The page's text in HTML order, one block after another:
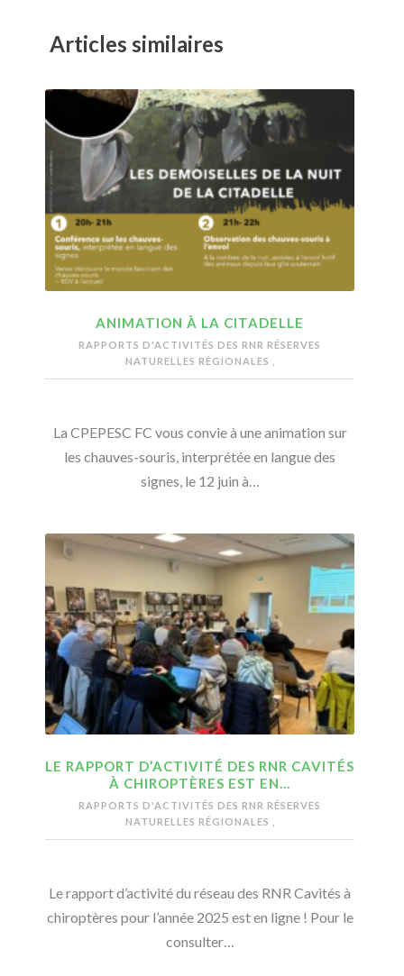
Articles similaires
ANIMATION À LA CITADELLE
RAPPORTS D'ACTIVITÉS DES RNR RÉSERVES
NATURELLES RÉGIONALES
La CPEPESC FC vous convie à une animation sur
les chauves-souris, interprétée en langue des
signes, le 12 juin à…
LE RAPPORT D’ACTIVITÉ DES RNR CAVITÉS
À CHIROPTÈRES EST EN…
RAPPORTS D'ACTIVITÉS DES RNR RÉSERVES
NATURELLES RÉGIONALES
Le rapport d’activité du réseau des RNR Cavités à
chiroptères pour l’année 2025 est en ligne ! Pour le
consulter…